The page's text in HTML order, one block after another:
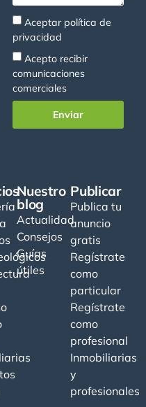
Aceptar política de
privacidad
Acepto recibir
comunicaciones
comerciales
Enviar
Nuestro
blog
Actualidad
Consejos
Guías
útiles
Publicar
Publica tu
anuncio
gratis
Regístrate
como
particular
Regístrate
como
profesional
Inmobiliarias
y
profesionales